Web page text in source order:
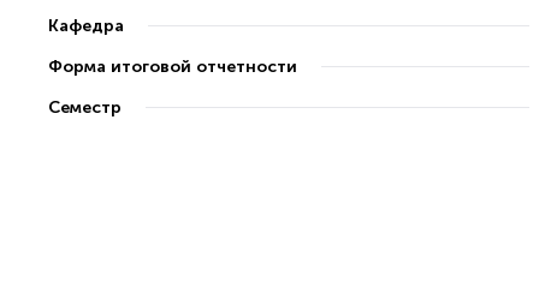
Кафедра
Форма итоговой отчетности
Семестр